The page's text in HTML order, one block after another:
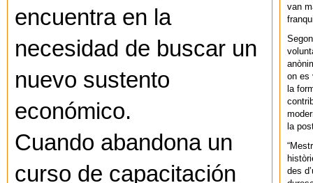
encuentra en la
necesidad de buscar un
nuevo sustento
económico.
Cuando abandona un
curso de capacitación
van
on es
la
la
des